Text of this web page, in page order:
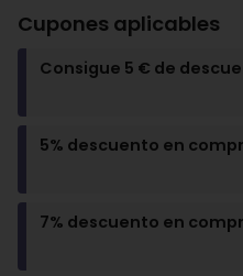
Cupones aplicables
Consigue 5 € de
5% descuento en
7% descuento en